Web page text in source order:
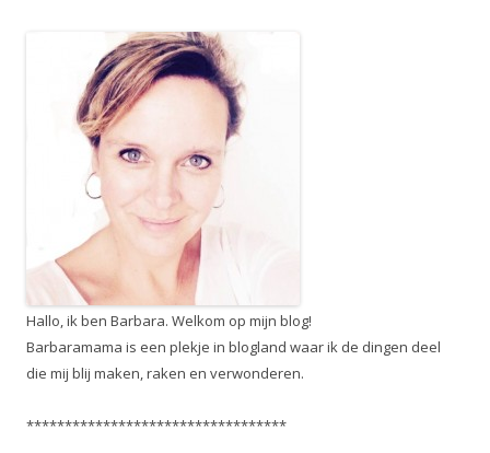
Hallo, ik ben Barbara. Welkom op mijn blog!
Barbaramama is een plekje in blogland waar ik de dingen deel
die mij blij maken, raken en verwonderen.
**********************************